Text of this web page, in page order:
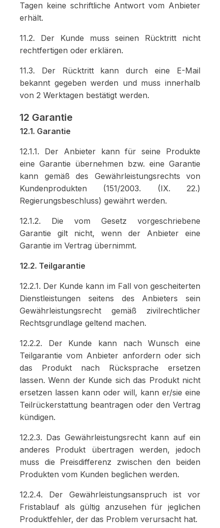
Tagen keine schriftliche Antwort vom Anbieter
erhält.
11.2. Der Kunde muss seinen Rücktritt nicht
rechtfertigen oder erklären.
11.3. Der Rücktritt kann durch eine E-Mail
bekannt gegeben werden und muss innerhalb
von 2 Werktagen bestätigt werden.
12 Garantie
12.1. Garantie
12.1.1. Der Anbieter kann für seine Produkte
eine Garantie übernehmen bzw. eine Garantie
kann gemäß des Gewährleistungsrechts von
Kundenprodukten (151/2003. (IX. 22.)
Regierungsbeschluss) gewährt werden.
12.1.2. Die vom Gesetz vorgeschriebene
Garantie gilt nicht, wenn der Anbieter eine
Garantie im Vertrag übernimmt.
12.2. Teilgarantie
12.2.1. Der Kunde kann im Fall von gescheiterten
Dienstleistungen seitens des Anbieters sein
Gewährleistungsrecht gemäß zivilrechtlicher
Rechtsgrundlage geltend machen.
12.2.2. Der Kunde kann nach Wunsch eine
Teilgarantie vom Anbieter anfordern oder sich
das Produkt nach Rücksprache ersetzen
lassen. Wenn der Kunde sich das Produkt nicht
ersetzen lassen kann oder will, kann er/sie eine
Teilrückerstattung beantragen oder den Vertrag
kündigen.
12.2.3. Das Gewährleistungsrecht kann auf ein
anderes Produkt übertragen werden, jedoch
muss die Preisdifferenz zwischen den beiden
Produkten vom Kunden beglichen werden.
12.2.4. Der Gewährleistungsanspruch ist vor
Fristablauf als gültig anzusehen für jeglichen
Produktfehler, der das Problem verursacht hat.